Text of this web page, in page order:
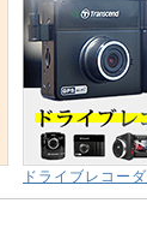
ドライブレコー